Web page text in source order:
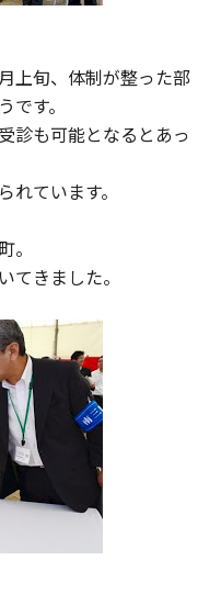
上旬、体制が整った部
す。
診も可能となるとあっ
ています。
。
てきました。